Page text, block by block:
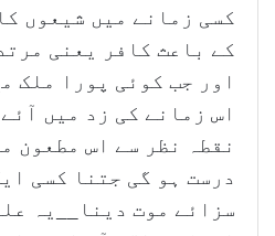
کسی زمانے میں شیعوں
کے باعث کافر یعنی
اور جب کوئی پورا ملک
اس زمانے کی زد میں
نقطہ نظر سے اس مطعون
درست ہو گی جتنا کسی
سزائے موت دینا__یہ